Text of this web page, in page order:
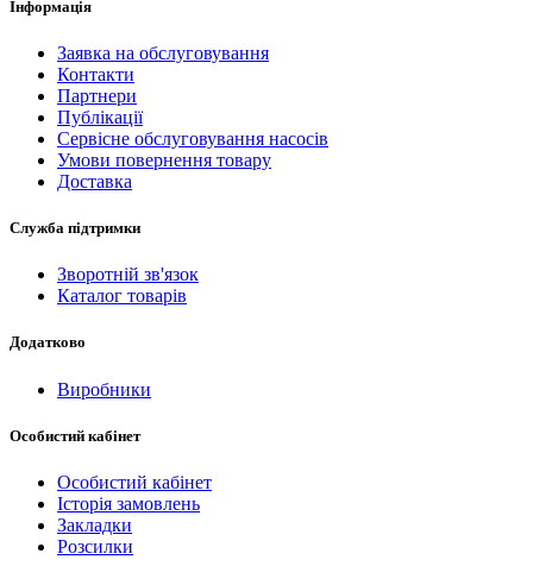
Інформація
Заявка на обслуговування
Контакти
Партнери
Публікації
Сервісне обслуговування насосів
Умови повернення товару
Доставка
Служба підтримки
Зворотній зв'язок
Каталог товарів
Додатково
Виробники
Особистий кабінет
Особистий кабінет
Історія замовлень
Закладки
Розсилки